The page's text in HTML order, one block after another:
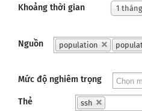
Khoảng thời gian 1 tháng
Nguồn
population
Mức độ nghiêm trọng
Thẻ ssh